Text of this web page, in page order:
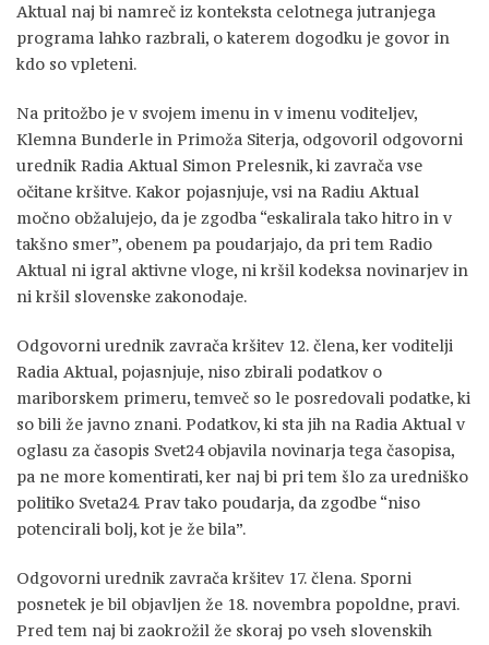
Aktual naj bi namreč iz konteksta celotnega jutranjega
programa lahko razbrali, o katerem dogodku je govor in
kdo so vpleteni.
Na pritožbo je v svojem imenu in v imenu voditeljev,
Klemna Bunderle in Primoža Siterja, odgovoril odgovorni
urednik Radia Aktual Simon Prelesnik, ki zavrača vse
očitane kršitve. Kakor pojasnjuje, vsi na Radiu Aktual
močno obžalujejo, da je zgodba “eskalirala tako hitro in v
takšno smer”, obenem pa poudarjajo, da pri tem Radio
Aktual ni igral aktivne vloge, ni kršil kodeksa novinarjev in
ni kršil slovenske zakonodaje.
Odgovorni urednik zavrača kršitev 12. člena, ker voditelji
Radia Aktual, pojasnjuje, niso zbirali podatkov o
mariborskem primeru, temveč so le posredovali podatke, ki
so bili že javno znani. Podatkov, ki sta jih na Radia Aktual v
oglasu za časopis Svet24 objavila novinarja tega časopisa,
pa ne more komentirati, ker naj bi pri tem šlo za uredniško
politiko Sveta24. Prav tako poudarja, da zgodbe “niso
potencirali bolj, kot je že bila”.
Odgovorni urednik zavrača kršitev 17. člena. Sporni
posnetek je bil objavljen že 18. novembra popoldne, pravi.
Pred tem naj bi zaokrožil že skoraj po vseh slovenskih